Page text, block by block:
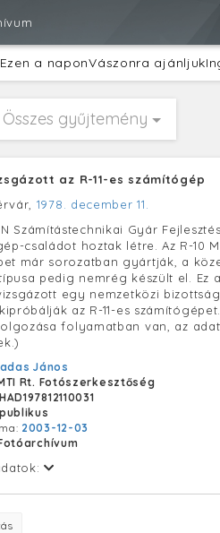
Ezen a naponVászonra ajánljuk
Összes gyűjtemény
az R-11-es számítógép
1978. december 11.
Számítástechnikai Gyár
családot hoztak létre. Az R-10
már sorozatban gyártják, a
pedig nemrég készült el. Ez
egy nemzetközi
az R-11-es számítógépet.
folyamatban van, az
János
Rt. Fotószerkesztőség
publikus
2003-12-03